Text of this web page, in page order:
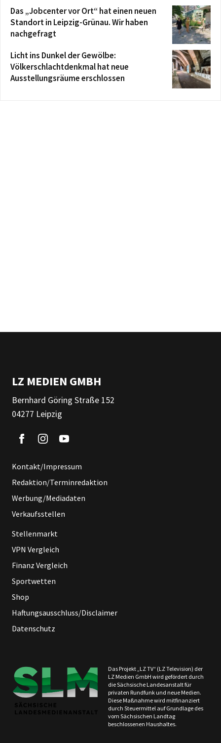
Das „Jobcenter vor Ort“ hat einen neuen
Standort in Leipzig-Grünau. Wir haben
nachgefragt
Licht ins Dunkel der Gewölbe:
Völkerschlachtdenkmal hat neue
Ausstellungsräume erschlossen
LZ MEDIEN GMBH
Bernhard Göring Straße 152
04277 Leipzig
Kontakt/Impressum
Redaktion/Terminredaktion
Werbung/Mediadaten
Verkaufsstellen
Stellenmarkt
VPN Vergleich
Finanz Vergleich
Sportwetten
Shop
Haftungsausschluss/Disclaimer
Datenschutz
Das Projekt „LZ TV“ (LZ Television) der
LZ Medien GmbH wird gefördert durch
die Sächsische Landesanstalt für
privaten Rundfunk und neue Medien.
Diese Maßnahme wird mitfinanziert
durch Steuermittel auf Grundlage des
vom Sächsischen Landtag
beschlossenen Haushaltes.